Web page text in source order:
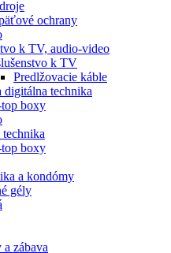
ochrany
k TV, audio-video
k TV
Predlžovacie káble
digitálna technika
top boxy
top boxy
a kondómy
gély
a zábava